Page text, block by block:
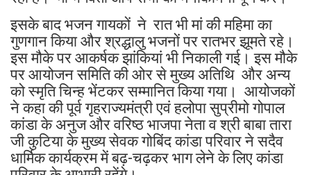
इसके बाद भजन गायकों ने रात भी मां की महिमा का
गुणगान किया और श्रद्धालु भजनों पर रातभर झूमते रहे।
इस मौके पर आकर्षक झांकियां भी निकाली गई। इस मौके
पर आयोजन समिति की ओर से मुख्य अतिथि और अन्य
को स्मृति चिन्ह भेंटकर सम्मानित किया गया। आयोजकों
ने कहा की पूर्व गृहराज्यमंत्री एवं हलोपा सुप्रीमो गोपाल
कांडा के अनुज और वरिष्ठ भाजपा नेता व श्री बाबा तारा
जी कुटिया के मुख्य सेवक गोबिंद कांडा परिवार ने सदैव
धार्मिक कार्यक्रम में बढ़-चढ़कर भाग लेने के लिए कांडा